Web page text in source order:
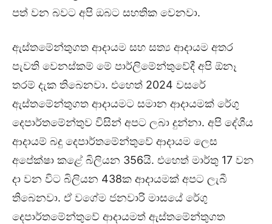
පත් වන බවට අපි ඔබට සහතික වෙනවා.
ඇස්තමේන්තුගත ආදායම සහ සත්‍ය ආදායම අතර
පැවති වෙනස්කම් මේ පාර්ලිමේන්තුවේදී අපි ඕනෑ
තරම් දැක තිබෙනවා. එහෙත් 2024 වසරේ
ඇස්තමේන්තුගත ආදායමට සමාන ආදායමක් රේගු
දෙපාර්තමේන්තුව විසින් අපට ලබා දුන්නා. අපි දේශීය
ආදායම් බදු දෙපාර්තමේන්තුවේ ආදායම ලෙස
අපේක්ෂා කළේ බිලියන 356යි. එහෙත් මාර්තු 17 වන
දා වන විට බිලියන 438ක ආදායමක් අපට ලැබී
තිබෙනවා. ඒ වගේම ජනවාරි මාසයේ රේගු
දෙපාර්තමේන්තුවේ ආදායමත් ඇස්තමේන්තුගත